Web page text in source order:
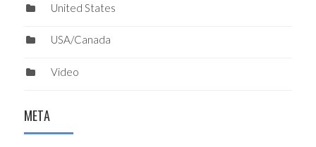
United States
USA/Canada
Video
META